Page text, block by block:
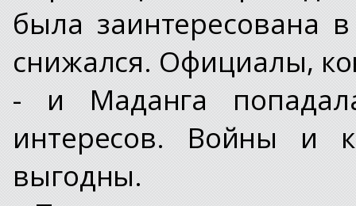
была
снижался. Официалы,
- и Маданга
интересов. Войны и
выгодны.